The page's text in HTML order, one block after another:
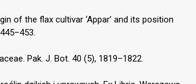
of the flax cultivar ‘Appar’ and its position
Pak. J. Bot. 40 (5), 1819–1822.